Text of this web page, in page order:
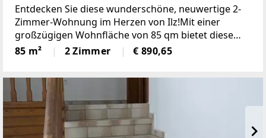
Entdecken Sie diese wunderschöne, neuwertige 2-
Zimmer-Wohnung im Herzen von Ilz!Mit einer
großzügigen Wohnfläche von 85 qm bietet diese
Wohnung den idealen Raumfür Singles oder Paare.
Die lichtdurchfluteten Räume überzeugen durch
85 m² 2 Zimmer € 890,65